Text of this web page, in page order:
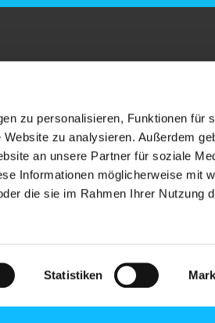
zu personalisieren, Funktionen für
zu analysieren. Außerdem
an unsere Partner für soziale
Informationen möglicherweise mit
die sie im Rahmen Ihrer Nutzung
Statistiken